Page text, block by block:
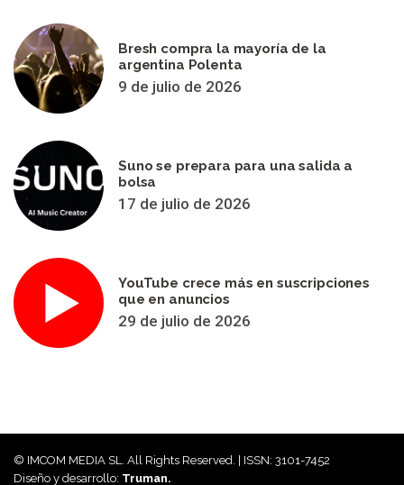
Bresh compra la mayoría de la
argentina Polenta
9 de julio de 2026
Suno se prepara para una salida a
bolsa
17 de julio de 2026
YouTube crece más en suscripciones
que en anuncios
29 de julio de 2026
© IMCOM MEDIA SL. All Rights Reserved. | ISSN: 3101-7452
Diseño y desarrollo: Truman.